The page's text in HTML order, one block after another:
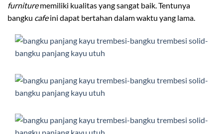
furniturememiliki kualitas yang sangat baik. Tentunya
bangku cafeini dapat bertahan dalam waktu yang lama.